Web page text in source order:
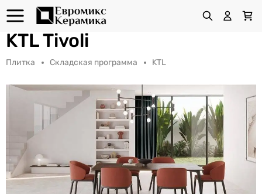
KTL Tivoli
Плитка Складская программа KTL